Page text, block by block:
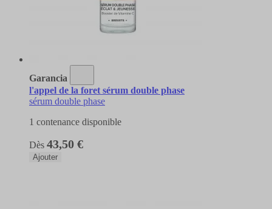
Garancia
l'appel de la foret sérum double phase
sérum double phase
1 contenance disponible
Dès 43,50 €
Ajouter